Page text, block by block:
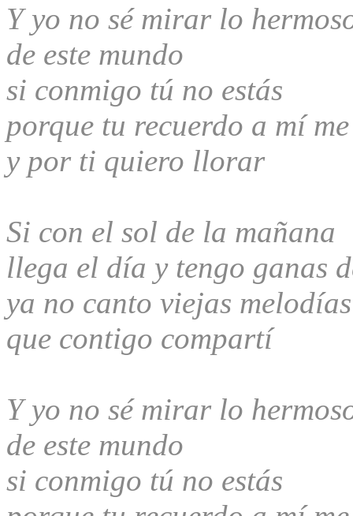
Y yo no sé mirar lo
de este mundo
si conmigo tú no estás
porque tu recuerdo a mí
y por ti quiero llorar
Si con el sol de la mañana
llega el día y tengo ganas
ya no canto viejas melodías
que contigo compartí
Y yo no sé mirar lo
de este mundo
si conmigo tú no estás